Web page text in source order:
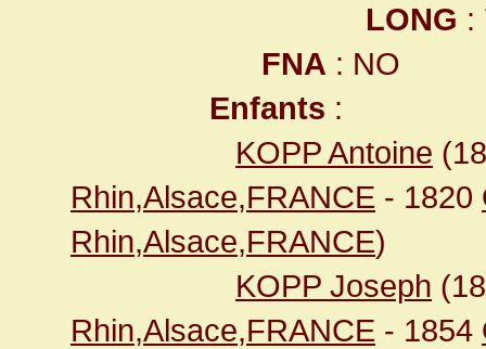
LONG :
FNA : NO
Enfants :
KOPP Antoine
Rhin,Alsace,FRANCE - 1820
Rhin,Alsace,FRANCE)
KOPP Joseph
Rhin,Alsace,FRANCE - 1854